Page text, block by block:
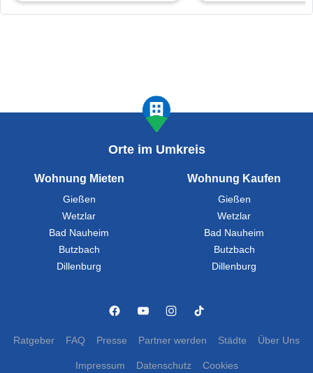
Orte im Umkreis
Wohnung Mieten
Gießen
Wetzlar
Bad Nauheim
Butzbach
Dillenburg
Wohnung Kaufen
Gießen
Wetzlar
Bad Nauheim
Butzbach
Dillenburg
Ratgeber FAQ Presse Partner werden Städte Über Uns
Impressum Datenschutz Cookies